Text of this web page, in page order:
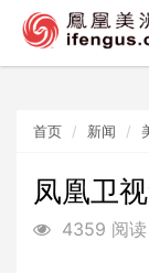
首页 新闻
凤凰卫
4359 阅读